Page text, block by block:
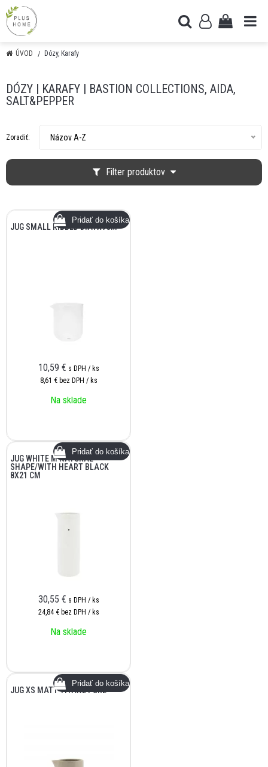
ÚVOD Dózy, Karafy
DÓZY | KARAFY | BASTION COLLECTIONS, AIDA,
SALT&PEPPER
Filter produktov
Zoradiť: Názov A-Z
JUG SMALL RIBBED DIA7X9CM
10,59 € s DPH / ks
8,61 € bez DPH / ks
Na sklade
JUG WHITE M NATURAL
SHAPE/WITH HEART BLACK
8X21 CM
30,55 € s DPH / ks
24,84 € bez DPH / ks
Na sklade
JUG XS MATT TITANE PURE